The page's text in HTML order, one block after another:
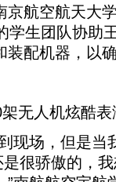
航空航天大
学生团队协助
装配机器，以
人机炫酷表
场，但是当
是很骄傲的，